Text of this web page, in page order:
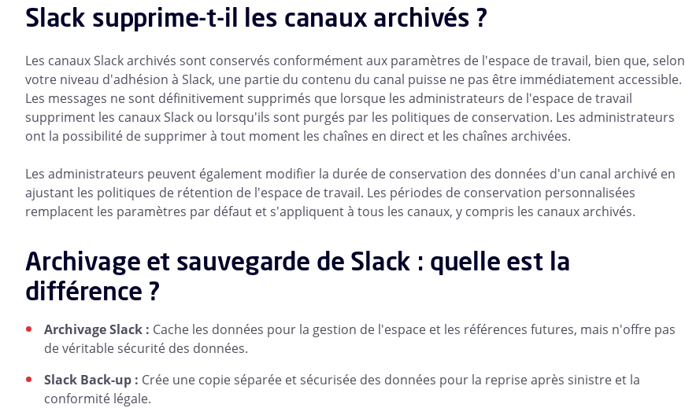
Slack supprime-t-il les canaux archivés ?
Les canaux Slack archivés sont conservés conformément aux paramètres de l'espace de travail, bien que, selon
votre niveau d'adhésion à Slack, une partie du contenu du canal puisse ne pas être immédiatement accessible.
Les messages ne sont définitivement supprimés que lorsque les administrateurs de l'espace de travail
suppriment les canaux Slack ou lorsqu'ils sont purgés par les politiques de conservation. Les administrateurs
ont la possibilité de supprimer à tout moment les chaînes en direct et les chaînes archivées.
Les administrateurs peuvent également modifier la durée de conservation des données d'un canal archivé en
ajustant les politiques de rétention de l'espace de travail. Les périodes de conservation personnalisées
remplacent les paramètres par défaut et s'appliquent à tous les canaux, y compris les canaux archivés.
Archivage et sauvegarde de Slack : quelle est la
différence ?
Archivage Slack : Cache les données pour la gestion de l'espace et les références futures, mais n'offre pas
de véritable sécurité des données.
Slack Back-up : Crée une copie séparée et sécurisée des données pour la reprise après sinistre et la
conformité légale.